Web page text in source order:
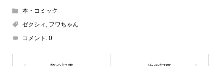
e
a
d
s
n
o
本・コミック
ゼクシィ , フワちゃん
コメント: 0